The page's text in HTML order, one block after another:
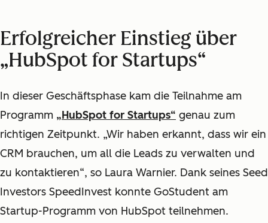
Erfolgreicher Einstieg über
„HubSpot for Startups“
In dieser Geschäftsphase kam die Teilnahme am
Programm „HubSpot for Startups“ genau zum
richtigen Zeitpunkt. „Wir haben erkannt, dass wir ein
CRM brauchen, um all die Leads zu verwalten und
zu kontaktieren“, so Laura Warnier. Dank seines Seed
Investors SpeedInvest konnte GoStudent am
Startup-Programm von HubSpot teilnehmen.